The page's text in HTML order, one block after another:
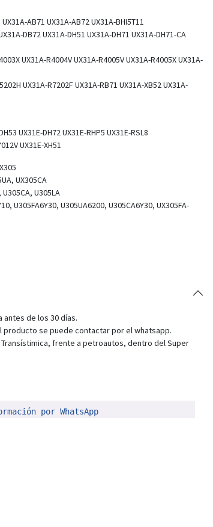
AB71 UX31A-AB72 UX31A-BHI5T11
DB72 UX31A-DH51 UX31A-DH71 UX31A-DH71-CA
UX31A-R4004V UX31A-R4005V UX31A-R4005X UX31A-
UX31A-R7202F UX31A-RB71 UX31A-XB52 UX31A-
UX31E-DH72 UX31E-RHP5 UX31E-RSL8
UX31E-XH51
UX305CA
U305LA
U305FA6Y30, U305UA6200, U305CA6Y30, UX305FA-
de los 30 días.
producto se puede contactar por el whatsapp.
frente a petroautos, dentro del Super
por WhatsApp